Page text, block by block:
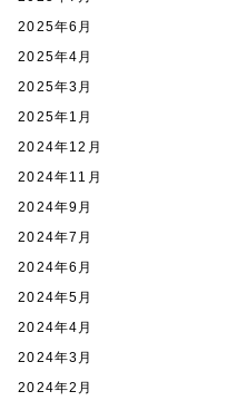
2025年6月
2025年4月
2025年3月
2025年1月
2024年12月
2024年11月
2024年9月
2024年7月
2024年6月
2024年5月
2024年4月
2024年3月
2024年2月